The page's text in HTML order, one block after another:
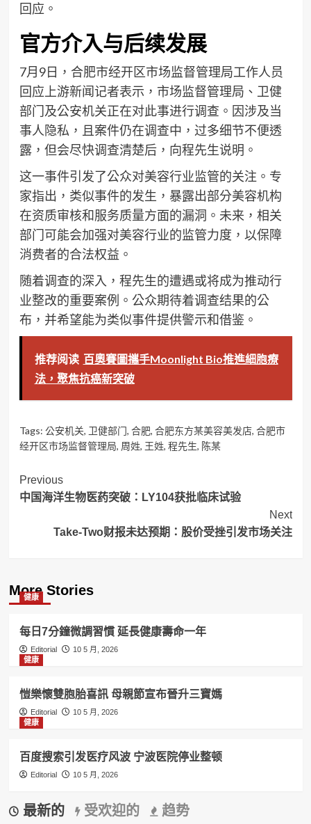
回应。
官方介入与后续发展
7月9日，合肥市经开区市场监督管理局工作人员
回应上游新闻记者表示，市场监督管理局、卫健
部门及公安机关正在对此事进行调查。因涉及当
事人隐私，且案件仍在调查中，过多细节不便透
露，但会尽快调查清楚后，向程先生说明。
这一事件引发了公众对美容行业监管的关注。专
家指出，类似事件的发生，暴露出部分美容机构
在资质审核和服务质量方面的漏洞。未来，相关
部门可能会加强对美容行业的监管力度，以保障
消费者的合法权益。
随着调查的深入，程先生的遭遇或将成为推动行
业整改的重要案例。公众期待着调查结果的公
布，并希望能为类似事件提供警示和借鉴。
推荐阅读 百奧賽圖攜手Moonlight Bio推進細胞療
法，聚焦抗癌新突破
Tags: 公安机关, 卫健部门, 合肥, 合肥东方某美容美发店, 合肥市
经开区市场监督管理局, 周姓, 王姓, 程先生, 陈某
Post
Navigation
Previous
中国海洋生物医药突破：LY104获批临床试验
Next
Take-Two财报未达预期：股价受挫引发市场关注
More Stories
健康
每日7分鐘微調習慣 延長健康壽命一年
Editorial
10 5 月, 2026
健康
愷樂懷雙胞胎喜訊 母親節宣布晉升三寶媽
Editorial
10 5 月, 2026
健康
百度搜索引发医疗风波 宁波医院停业整顿
Editorial 10 5 月, 2026
最新的 受欢迎的 趋势